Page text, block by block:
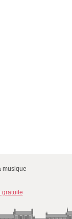
musique
gratuite